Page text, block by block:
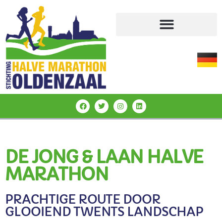
DE JONG & LAAN HALVE
MARATHON
PRACHTIGE ROUTE DOOR
GLOOIEND TWENTS LANDSCHAP